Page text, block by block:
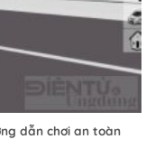
dẫn chơi an toàn